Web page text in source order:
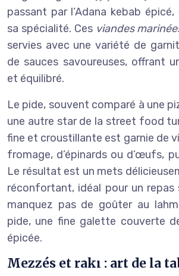
passant par l’Adana kebab
sa spécialité. Ces viandes
servies avec une variété de
de sauces savoureuses, offrant
et équilibré.
Le pide, souvent comparé à une
une autre star de la street food
fine et croustillante est garnie de
fromage, d’épinards ou d’œufs,
Le résultat est un mets
réconfortant, idéal pour un repas
manquez pas de goûter au
pide, une fine galette couverte
épicée.
Mezzés et rakı : art de la